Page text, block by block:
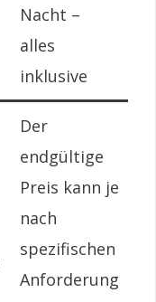
Nacht –
alles
inklusive
Der
endgültige
Preis kann je
nach
spezifischen
Anforderung